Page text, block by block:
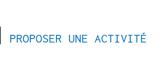
PROPOSER UNE ACTIVITÉ